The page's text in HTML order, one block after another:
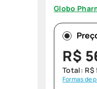
Globo
R$
Total: R$
Formas de